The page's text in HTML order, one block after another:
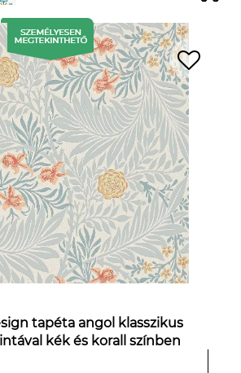
tapéta angol klasszikus
kék és korall színben